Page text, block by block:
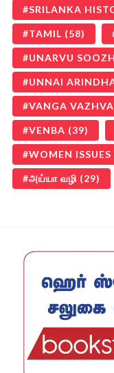
SRILANKA
TAMIL (58)
UNARVU
UNNAI
VANGA
VENBA (39)
WOMEN ISSUES
அய்யா வழி (29)